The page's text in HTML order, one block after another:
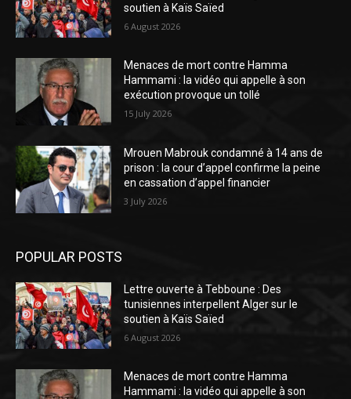
soutien à Kaïs Saïed
6 August 2026
Menaces de mort contre Hamma
Hammami : la vidéo qui appelle à son
exécution provoque un tollé
15 July 2026
Mrouen Mabrouk condamné à 14 ans de
prison : la cour d’appel confirme la peine
en cassation d’appel financier
3 July 2026
POPULAR POSTS
Lettre ouverte à Tebboune : Des
tunisiennes interpellent Alger sur le
soutien à Kaïs Saïed
6 August 2026
Menaces de mort contre Hamma
Hammami : la vidéo qui appelle à son